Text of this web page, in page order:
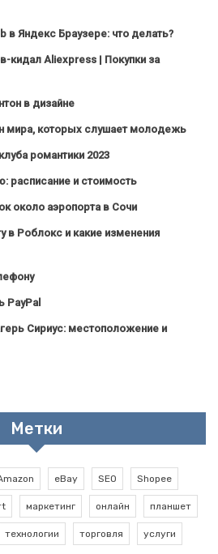
в Яндекс Браузере: что делать?
кидал Aliexpress | Покупки за
в дизайне
мира, которых слушает молодежь
романтики 2023
расписание и стоимость
около аэропорта в Сочи
в Роблокс и какие изменения
PayPal
Сириус: местоположение и
Метки
eBay SEO Shopee
маркетинг онлайн планшет
технологии торговля услуги